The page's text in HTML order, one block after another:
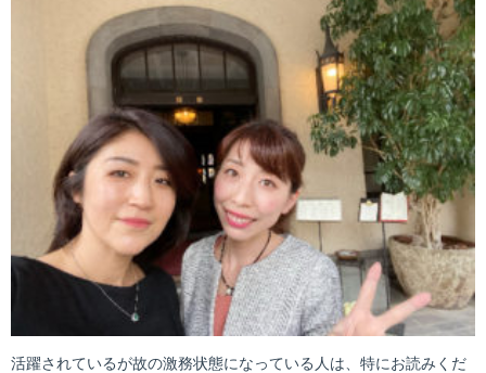
活躍されているが故の激務状態になっている人は、特にお読みくだ